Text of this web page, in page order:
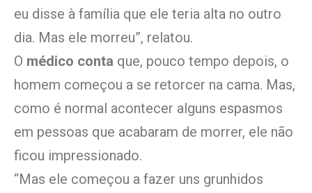
eu disse à família que ele teria alta no outro
dia. Mas ele morreu”, relatou.
O médico conta que, pouco tempo depois, o
homem começou a se retorcer na cama. Mas,
como é normal acontecer alguns espasmos
em pessoas que acabaram de morrer, ele não
ficou impressionado.
“Mas ele começou a fazer uns grunhidos